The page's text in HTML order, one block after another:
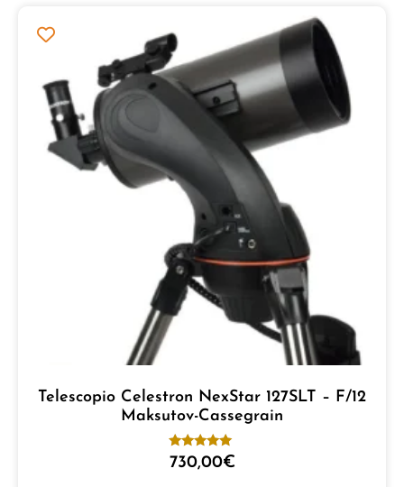
Telescopio Celestron NexStar 127SLT – F/12
Maksutov-Cassegrain
Valorado
con
730,00€